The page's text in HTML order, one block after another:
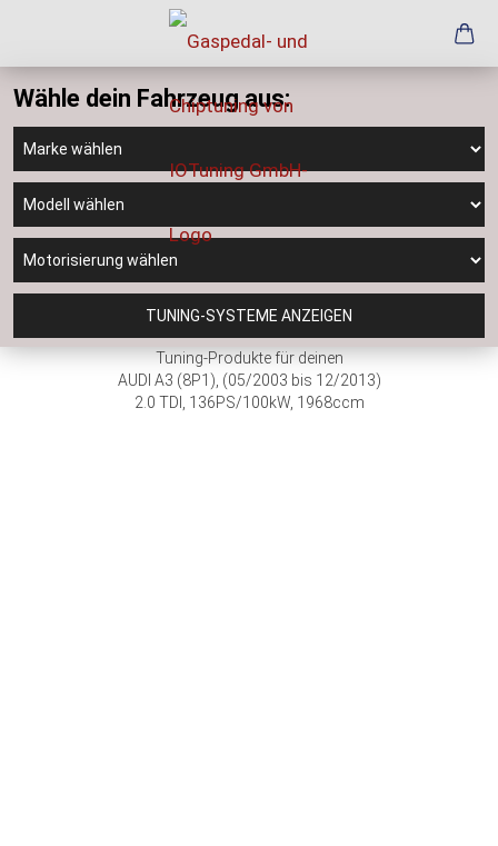
Wähle dein Fahrzeug aus:
TUNING-SYSTEME ANZEIGEN
Tuning-Produkte für deinen
AUDI A3 (8P1), (05/2003 bis 12/2013)
2.0 TDI, 136PS/100kW, 1968ccm